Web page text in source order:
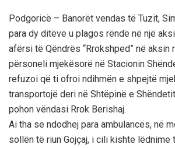
Podgoricë – Banorët vendas të Tuzit,
para dy ditëve u plagos rëndë në një
afërsi të Qëndrës “Rrokshped” në aksin
përsoneli mjekësorë në Stacionin
refuzoi që ti ofroi ndihmën e shpejtë
transportojë deri në Shtëpinë e
pohon vëndasi Rrok Berishaj.
Ai tha se ndodhej para ambulancës, në
sollën të riun Gojçaj, i cili kishte lëdnime